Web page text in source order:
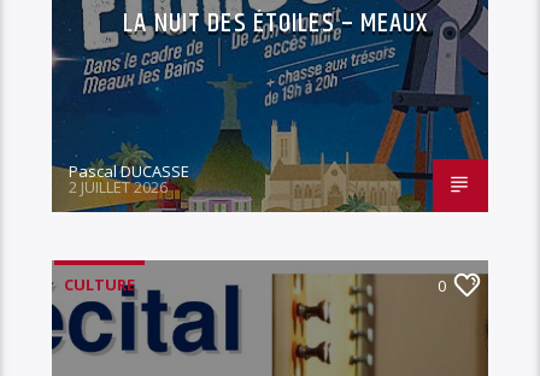
LA NUIT DES ÉTOILES – MEAUX
Pascal DUCASSE
2 JUILLET 2026
CULTURE 0